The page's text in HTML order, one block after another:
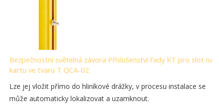
Bezpečnostní světelná závora Příslušenství řady KT pro slot na
kartu ve tvaru T QCA-02
Lze jej vložit přímo do hliníkové drážky, v procesu instalace se
může automaticky lokalizovat a uzamknout.